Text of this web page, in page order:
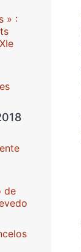
» :
de